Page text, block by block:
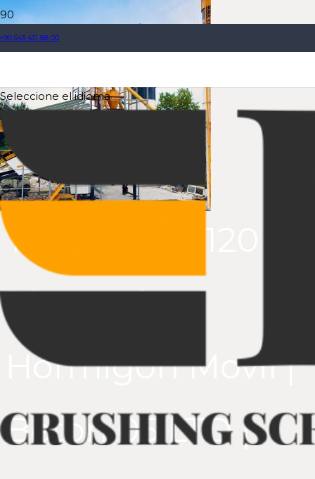
+90 543 431 88 00
Seleccione el idioma
TURBOMIX-120
Planta de
Hormigon Movil |
Beton 05 LTD |